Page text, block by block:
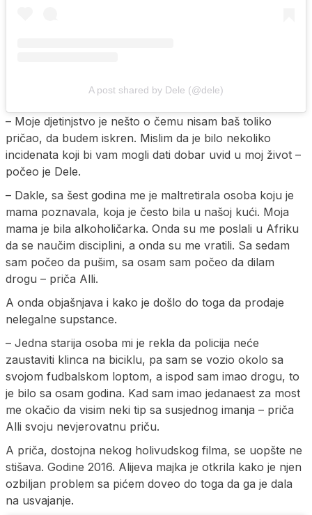
A post shared by Dele (@dele)
– Moje djetinjstvo je nešto o čemu nisam baš toliko
pričao, da budem iskren. Mislim da je bilo nekoliko
incidenata koji bi vam mogli dati dobar uvid u moj život –
počeo je Dele.
– Dakle, sa šest godina me je maltretirala osoba koju je
mama poznavala, koja je često bila u našoj kući. Moja
mama je bila alkoholičarka. Onda su me poslali u Afriku
da se naučim disciplini, a onda su me vratili. Sa sedam
sam počeo da pušim, sa osam sam počeo da dilam
drogu – priča Alli.
A onda objašnjava i kako je došlo do toga da prodaje
nelegalne supstance.
– Jedna starija osoba mi je rekla da policija neće
zaustaviti klinca na biciklu, pa sam se vozio okolo sa
svojom fudbalskom loptom, a ispod sam imao drogu, to
je bilo sa osam godina. Kad sam imao jedanaest za most
me okačio da visim neki tip sa susjednog imanja – priča
Alli svoju nevjerovatnu priču.
A priča, dostojna nekog holivudskog filma, se uopšte ne
stišava. Godine 2016. Alijeva majka je otkrila kako je njen
ozbiljan problem sa pićem doveo do toga da ga je dala
na usvajanje.